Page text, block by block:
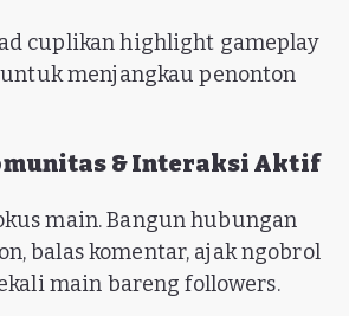
cuplikan highlight gameplay
menjangkau penonton
& Interaksi Aktif
main. Bangun hubungan
balas komentar, ajak ngobrol
main bareng followers.